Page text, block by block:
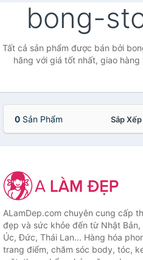
Face Shop
bong-
Tất cả sản phẩm được bán bởi
hãng với giá tốt nhất, giao
0 Sản Phẩm Sắp
ALamDep.com chuyên cung cấp
đẹp và sức khỏe đến từ Nhật Bản,
Úc, Đức, Thái Lan... Hàng hóa
trang điểm, chăm sóc body, tóc,